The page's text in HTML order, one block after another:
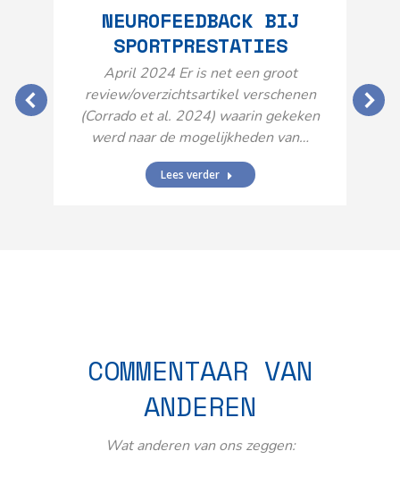
NEUROFEEDBACK BIJ
SPORTPRESTATIES
April 2024 Er is net een groot
review/overzichtsartikel verschenen
(Corrado et al. 2024) waarin gekeken
werd naar de mogelijkheden van…
Lees verder
COMMENTAAR VAN
ANDEREN
Wat anderen van ons zeggen: